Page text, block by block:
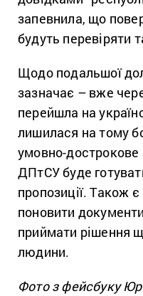
запевнила, що
будуть перевіряти
Щодо подальшої
зазначає – вже
перейшла на
лишилася на тому
умовно-дострокове
ДПтСУ буде
пропозиції. Також
поновити
приймати рішення
людини.
Фото з фейсбуку